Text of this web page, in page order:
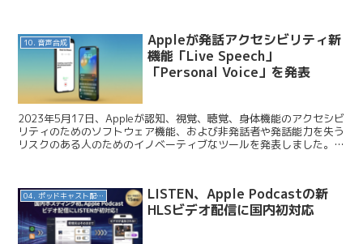
10. 音声合成
Appleが発話アクセシビリティ新
機能「Live Speech」
「Personal Voice」を発表
2023年5月17日、Appleが認知、視覚、聴覚、身体機能のアクセシビ
リティのためのソフトウェア機能、および非発話者や発話能力を失う
リスクのある人のためのイノベーティブなツールを発表しました。
04. ポッドキャスト配信・制作等
LISTEN、Apple Podcastの新
HLSビデオ配信に国内初対応